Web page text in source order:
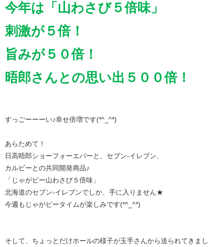
今年は「山わさび５倍味」
刺激が５倍！
旨みが５０倍！
晤郎さんとの思い出５００倍！
すっごーーーい♪幸せ倍増です(*^_^*)
あらためて！
日高晤郎ショーフォーエバーと、セブン-イレブン、
カルビーとの共同開発商品♪
「じゃがビー山わさび５倍味」
北海道のセブン-イレブンでしか、手に入りません★
今週もじゃがビータイムが楽しみです(*^_^*)
そして、ちょっとだけホールの様子が玉手さんから送られてきまし